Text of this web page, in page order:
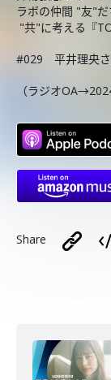
ラボの仲間 "友"
"共"に考える『
#029 平井理央さ
（ラジオ
Share